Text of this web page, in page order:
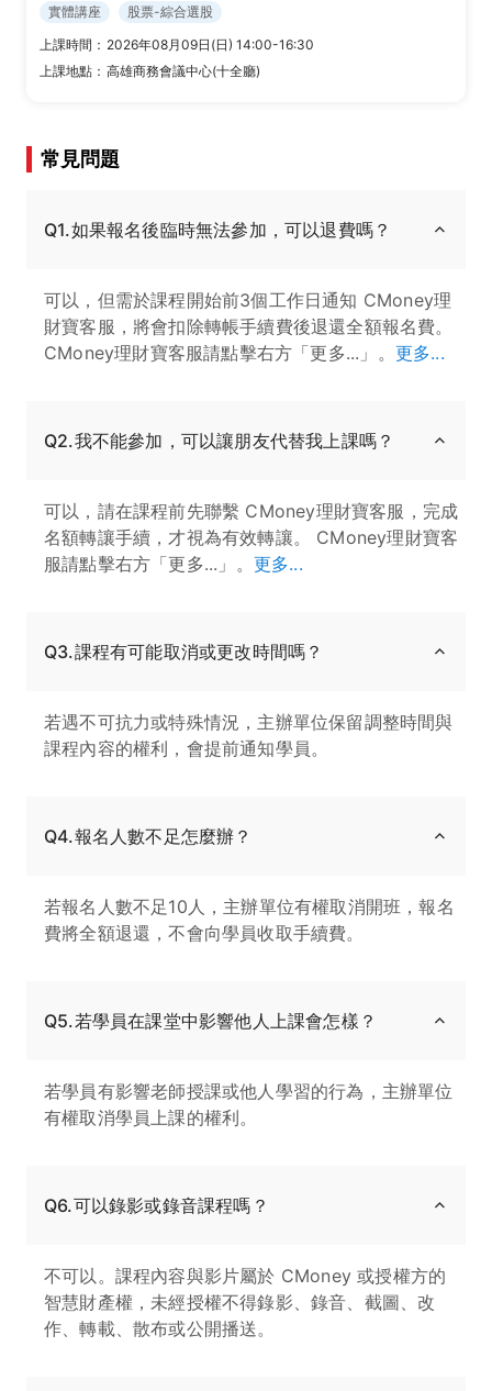
實體講座
股票-綜合選股
上課時間： 2026年08月09日(日) 14:00-16:30
上課地點： 高雄商務會議中心(十全廳)
常見問題
Q1.如果報名後臨時無法參加，可以退費嗎？
可以，但需於課程開始前3個工作日通知 CMoney理
財寶客服，將會扣除轉帳手續費後退還全額報名費。
CMoney理財寶客服請點擊右方「更多...」。 更多...
Q2.我不能參加，可以讓朋友代替我上課嗎？
可以，請在課程前先聯繫 CMoney理財寶客服，完成
名額轉讓手續，才視為有效轉讓。 CMoney理財寶客
服請點擊右方「更多...」。 更多...
Q3.課程有可能取消或更改時間嗎？
若遇不可抗力或特殊情況，主辦單位保留調整時間與
課程內容的權利，會提前通知學員。
Q4.報名人數不足怎麼辦？
若報名人數不足10人，主辦單位有權取消開班，報名
費將全額退還，不會向學員收取手續費。
Q5.若學員在課堂中影響他人上課會怎樣？
若學員有影響老師授課或他人學習的行為，主辦單位
有權取消學員上課的權利。
Q6.可以錄影或錄音課程嗎？
不可以。課程內容與影片屬於 CMoney 或授權方的
智慧財產權，未經授權不得錄影、錄音、截圖、改
作、轉載、散布或公開播送。